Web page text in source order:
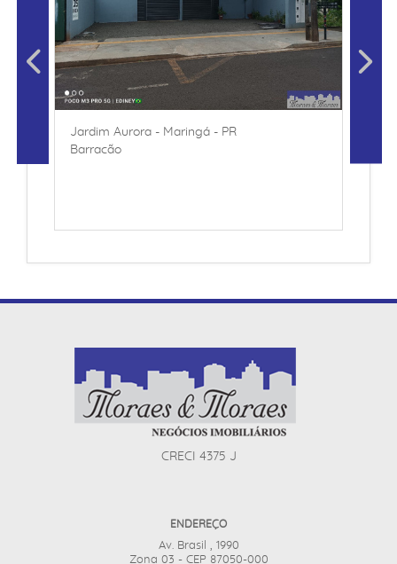
Jardim Aurora - Maringá - PR
Barracão
CRECI 4375 J
ENDEREÇO
Av. Brasil , 1990
Zona 03 - CEP 87050-000